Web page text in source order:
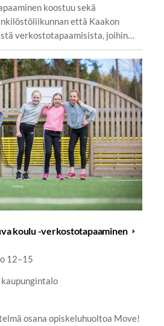
koostuu sekä
että Kaakon
verkostotapaamisista, joihin…
koulu -verkostotapaaminen
12–15
osana opiskeluhuoltoa Move!